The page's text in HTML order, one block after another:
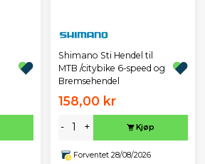
Shimano Sti Hendel til
MTB /citybike 6-speed og
Bremsehendel
158,00 kr
- + Kjøp
Forventet 28/08/2026